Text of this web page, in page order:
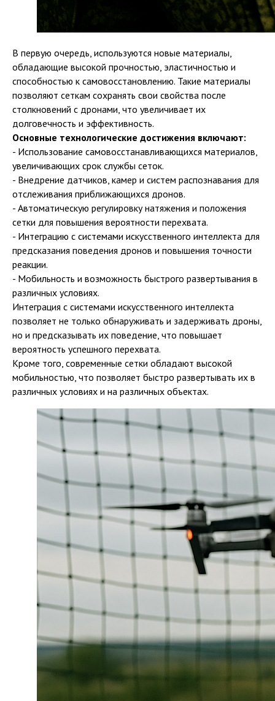
В первую очередь, используются новые материалы,
обладающие высокой прочностью, эластичностью и
способностью к самовосстановлению. Такие материалы
позволяют сеткам сохранять свои свойства после
столкновений с дронами, что увеличивает их
долговечность и эффективность.
Основные технологические достижения включают:
- Использование самовосстанавливающихся материалов,
увеличивающих срок службы сеток.
- Внедрение датчиков, камер и систем распознавания для
отслеживания приближающихся дронов.
- Автоматическую регулировку натяжения и положения
сетки для повышения вероятности перехвата.
- Интеграцию с системами искусственного интеллекта для
предсказания поведения дронов и повышения точности
реакции.
- Мобильность и возможность быстрого развертывания в
различных условиях.
Интеграция с системами искусственного интеллекта
позволяет не только обнаруживать и задерживать дроны,
но и предсказывать их поведение, что повышает
вероятность успешного перехвата.
Кроме того, современные сетки обладают высокой
мобильностью, что позволяет быстро развертывать их в
различных условиях и на различных объектах.